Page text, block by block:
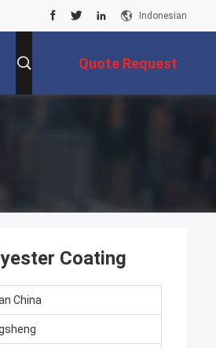
Indonesian
Quote Request
Coating
China